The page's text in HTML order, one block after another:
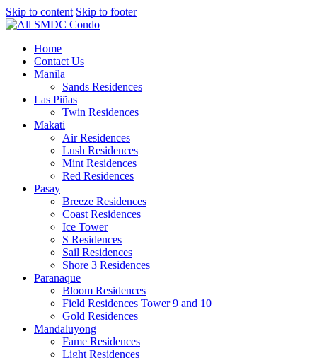
Skip to content Skip to footer
Home
Contact Us
Manila
Sands Residences
Las Piñas
Twin Residences
Makati
Air Residences
Lush Residences
Mint Residences
Red Residences
Pasay
Breeze Residences
Coast Residences
Ice Tower
S Residences
Sail Residences
Shore 3 Residences
Paranaque
Bloom Residences
Field Residences Tower 9 and 10
Gold Residences
Mandaluyong
Fame Residences
Light Residences